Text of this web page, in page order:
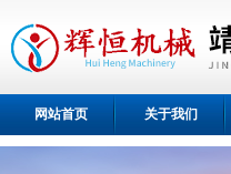
网站首页 关于我们